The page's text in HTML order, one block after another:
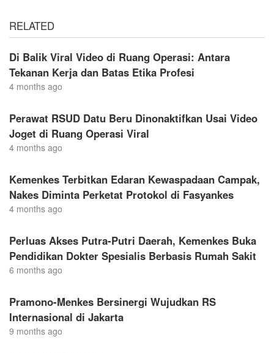
RELATED
Di Balik Viral Video di Ruang Operasi: Antara
Tekanan Kerja dan Batas Etika Profesi
4 months ago
Perawat RSUD Datu Beru Dinonaktifkan Usai Video
Joget di Ruang Operasi Viral
4 months ago
Kemenkes Terbitkan Edaran Kewaspadaan Campak,
Nakes Diminta Perketat Protokol di Fasyankes
4 months ago
Perluas Akses Putra-Putri Daerah, Kemenkes Buka
Pendidikan Dokter Spesialis Berbasis Rumah Sakit
6 months ago
Pramono-Menkes Bersinergi Wujudkan RS
Internasional di Jakarta
9 months ago